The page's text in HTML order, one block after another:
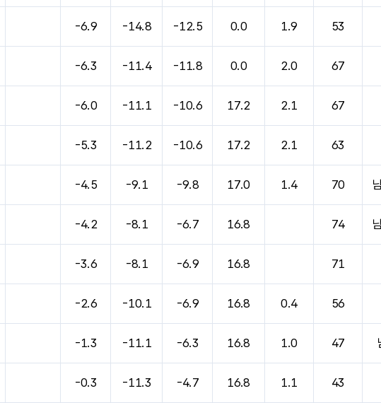
-6.9 -14.8 -12.5 0.0 1.9 53
-6.3 -11.4 -11.8 0.0 2.0 67
-6.0 -11.1 -10.6 17.2 2.1 67
-5.3 -11.2 -10.6 17.2 2.1 63
-4.5 -9.1 -9.8 17.0 1.4 70
-4.2 -8.1 -6.7 16.8 74
-3.6 -8.1 -6.9 16.8 71
-2.6 -10.1 -6.9 16.8 0.4 56
-1.3 -11.1 -6.3 16.8 1.0 47
-0.3 -11.3 -4.7 16.8 1.1 43